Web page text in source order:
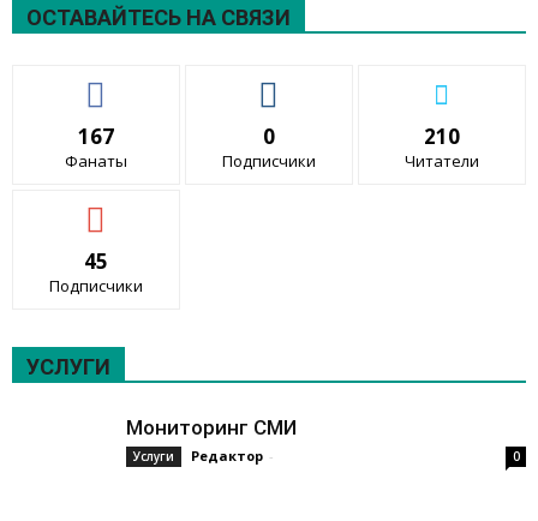
ОСТАВАЙТЕСЬ НА СВЯЗИ
167
Фанаты
0
Подписчики
210
Читатели
45
Подписчики
УСЛУГИ
Мониторинг СМИ
Услуги Редактор - 0